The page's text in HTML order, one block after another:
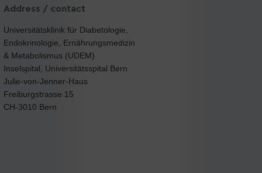
Address / contact
Universitätsklinik für Diabetologie,
Endokrinologie, Ernährungsmedizin
& Metabolismus (UDEM)
Inselspital, Universitätsspital Bern
Julie-von-Jenner-Haus
Freiburgstrasse 15
CH-3010 Bern